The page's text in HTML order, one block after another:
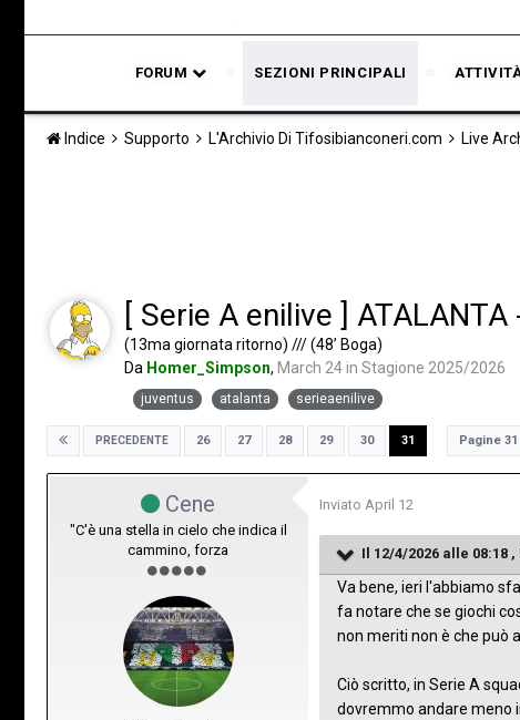
FORUM SEZIONI PRINCIPALI
Indice Supporto L'Archivio Di Tifosibianconeri.com Live
[ Serie A enilive ] ATALANTA
(13ma giornata ritorno) /// (48’ Boga)
Da Homer_Simpson, March 24in Stagione 2025/2026
juventus atalanta serieaenilive
PRECEDENTE 26 27 28 29 30 31 Pagine 31
Cene
"C'è una stella in cielo che indica il
cammino, forza
Inviato April 12
Il 12/4/2026 alle 08:18 ,
Va bene, ieri l'abbiamo
fa notare che se giochi
non meriti non è che può
Ciò scritto, in Serie A
dovremmo andare meno